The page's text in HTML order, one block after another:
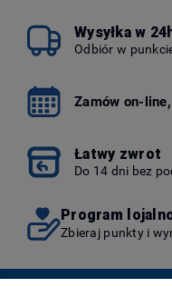
Wysyłka w
Odbiór w
Zamów on-
Łatwy zwrot
Do 14 dni bez
Program
Zbieraj punkty i